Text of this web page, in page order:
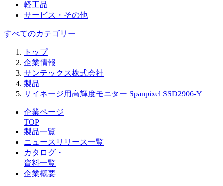
軽工品
サービス・その他
すべてのカテゴリー
トップ
企業情報
サンテックス株式会社
製品
サイネージ用高輝度モニター Spanpixel SSD2906-Y
企業ページ
TOP
製品一覧
ニュースリリース一覧
カタログ・
資料一覧
企業概要